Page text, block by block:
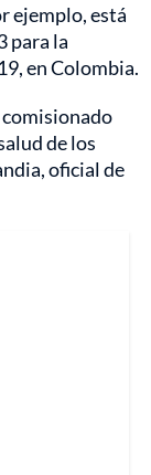
ejemplo, está
para la
en Colombia.
de los
oficial de